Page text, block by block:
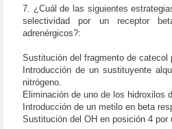
7. ¿Cuál de las siguientes
selectividad por un receptor
adrenérgicos?:
Sustitución del fragmento de catecol
Introducción de un sustituyente
nitrógeno.
Eliminación de uno de los hidroxilos
Introducción de un metilo en beta
Sustitución del OH en posición 4 por